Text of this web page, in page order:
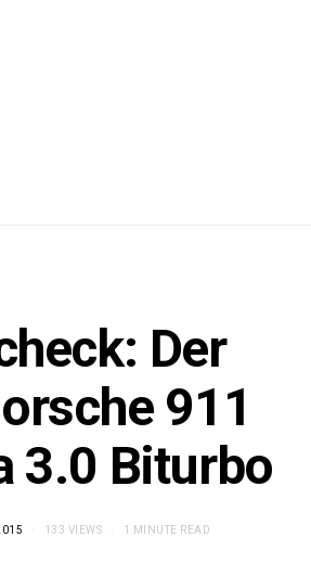
Der
911
3.0 Biturbo
133 VIEWS 1 MINUTE READ